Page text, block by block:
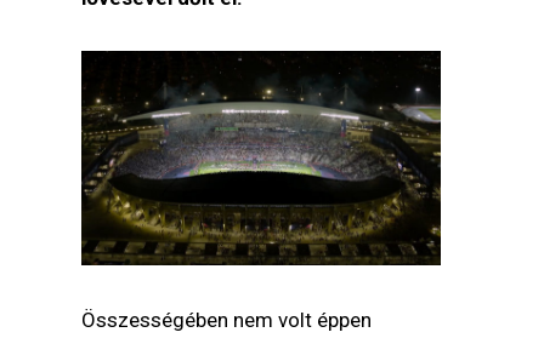
Összességében nem volt éppen